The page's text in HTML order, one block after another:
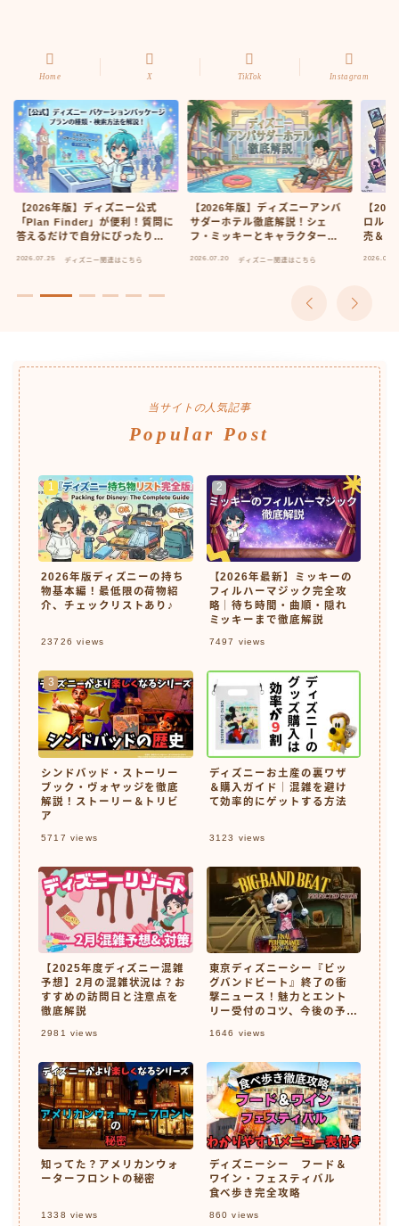
Home X TikTok Instagram
【2026年版】ディズニー公式
「Plan Finder」が便利！質問に
答えるだけで自分にぴったりの
2026.07.25 ディズニー関連はこちら
【2026年版】ディズニーアンバ
サダーホテル徹底解説！シェ
フ・ミッキーとキャラクタール
2026.07.20 ディズニー関連はこちら
【
ロルカ
売＆ス
当サイトの人気記事
Popular Post
2026年版ディズニーの持ち
物基本編！最低限の荷物紹
介、チェックリストあり♪
23726 views
【2026年最新】ミッキーの
フィルハーマジック完全攻
略｜待ち時間・曲順・隠れ
ミッキーまで徹底解説
7497 views
シンドバッド・ストーリー
ブック・ヴォヤッジを徹底
解説！ストーリー＆トリビ
ア
5717 views
ディズニーお土産の裏ワザ
＆購入ガイド｜混雑を避け
て効率的にゲットする方法
3123 views
【2025年度ディズニー混雑
予想】2月の混雑状況は？お
すすめの訪問日と注意点を
徹底解説
2981 views
東京ディズニーシー『ビッ
グバンドビート』終了の衝
撃ニュース！魅力とエント
リー受付のコツ、今後の予定
1646 views
知ってた？アメリカンウォ
ーターフロントの秘密
1338 views
ディズニーシー フード＆
ワイン・フェスティバル
食べ歩き完全攻略
860 views